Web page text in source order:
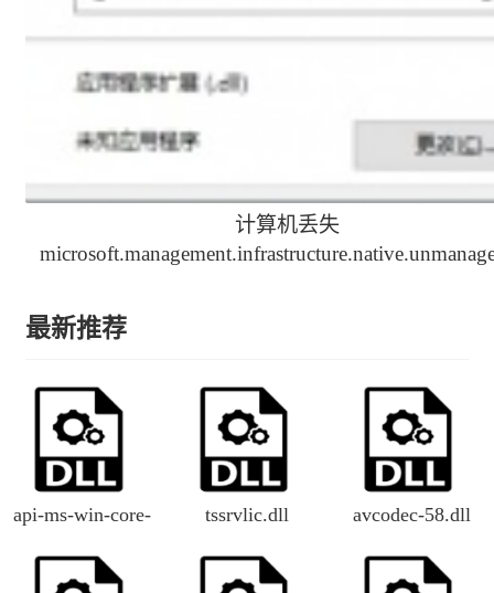
计算机丢失
最新推荐
api-ms-win-core-
tssrvlic.dll avcodec-58.dll